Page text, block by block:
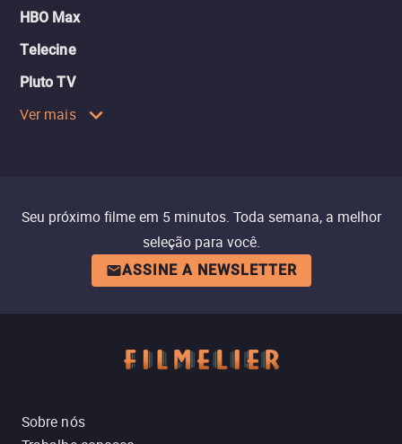
HBO Max
Telecine
Pluto TV
Ver mais
Seu próximo filme em 5 minutos. Toda semana, a melhor
seleção para você.
ASSINE A NEWSLETTER
Sobre nós